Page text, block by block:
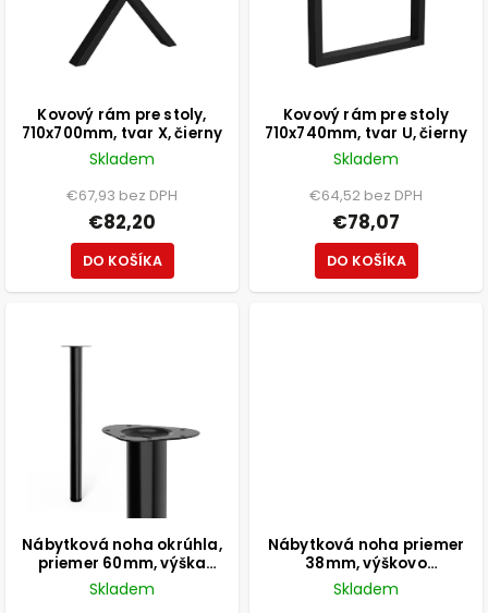
Kovový rám pre stoly,
710x700mm, tvar X, čierny
Skladem
€67,93 bez DPH
€82,20
DO KOŠÍKA
Kovový rám pre stoly
710x740mm, tvar U, čierny
Skladem
€64,52 bez DPH
€78,07
DO KOŠÍKA
Nábytková noha okrúhla,
priemer 60mm, výška
800mm, čierna
Skladem
Nábytková noha priemer
38mm, výškovo
nastaviteľná 150-165mm,
250kg, brúsený nikel
Skladem